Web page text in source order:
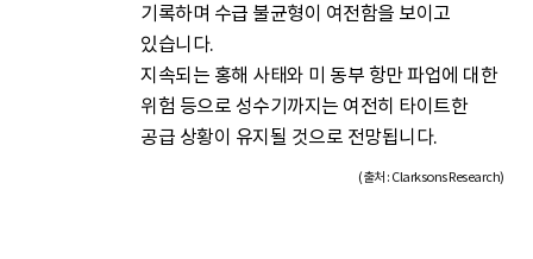
기록하며 수급 불균형이 여전함을 보이고
있습니다.
지속되는 홍해 사태와 미 동부 항만 파업에 대한
위험 등으로 성수기까지는 여전히 타이트한
공급 상황이 유지될 것으로 전망됩니다.
(출처 : Clarksons Research)